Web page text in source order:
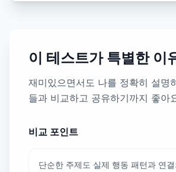
이 테스트가 특별한 이
재미있으면서도 나를 정확히 설명
들과 비교하고 공유하기까지 좋아
비교 포인트
단순한 주제도 실제 행동 패턴과 연